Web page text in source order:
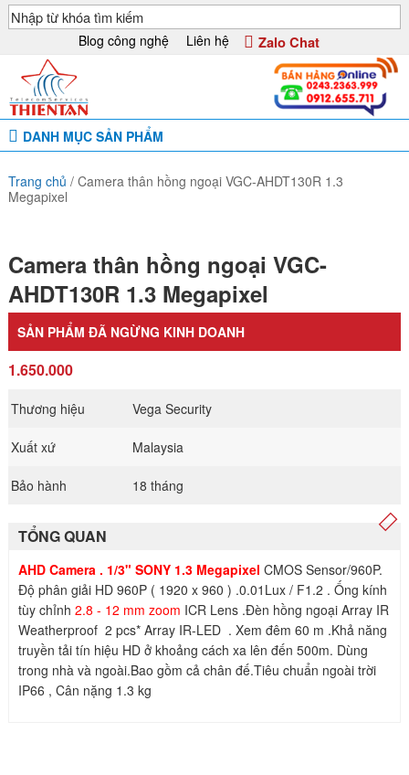
Blog công nghệ Liên hệ Zalo Chat
DANH MỤC SẢN PHẨM
Trang chủ / Camera thân hồng ngoại VGC-AHDT130R 1.3
Megapixel
Camera thân hồng ngoại VGC-
AHDT130R 1.3 Megapixel
SẢN PHẨM ĐÃ NGỪNG KINH DOANH
1.650.000
Thương hiệu Vega Security
Xuất xứ Malaysia
Bảo hành 18 tháng
TỔNG QUAN
AHD Camera . 1/3" SONY 1.3 Megapixel CMOS Sensor/960P.
Độ phân giải HD 960P ( 1920 x 960 ) .0.01Lux / F1.2 . Ống kính
tùy chỉnh 2.8 - 12 mm zoom ICR Lens .Đèn hồng ngoại Array IR
Weatherproof 2 pcs* Array IR-LED . Xem đêm 60 m .Khả năng
truyền tải tín hiệu HD ở khoảng cách xa lên đến 500m. Dùng
trong nhà và ngoài.Bao gồm cả chân đế.Tiêu chuẩn ngoài trời
IP66 , Cân nặng 1.3 kg